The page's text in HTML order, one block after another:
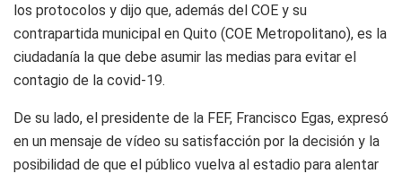
los protocolos y dijo que, además del COE y su
contrapartida municipal en Quito (COE Metropolitano), es la
ciudadanía la que debe asumir las medias para evitar el
contagio de la covid-19.
De su lado, el presidente de la FEF, Francisco Egas, expresó
en un mensaje de vídeo su satisfacción por la decisión y la
posibilidad de que el público vuelva al estadio para alentar